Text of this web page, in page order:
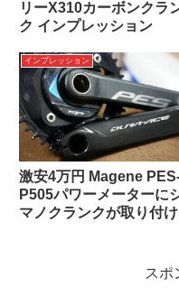
リーX310カーボンクラ
ク インプレッション
インプレッション
激安4万円 Magene
P505パワーメーターに
マノクランクが取り付
スポ